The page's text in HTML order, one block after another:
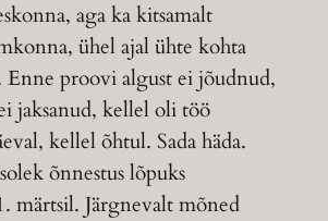
aga ka kitsamalt
ühel ajal ühte kohta
proovi algust ei jõudnud,
jaksanud, kellel oli töö
kellel õhtul. Sada häda.
õnnestus lõpuks
märtsil. Järgnevalt mõned